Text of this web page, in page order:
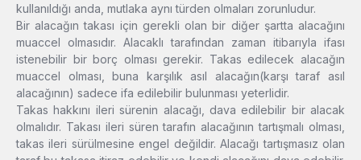
kullanıldığı anda, mutlaka aynı türden olmaları zorunludur.
Bir alacağın takası için gerekli olan bir diğer şartta alacağını
muaccel olmasıdır. Alacaklı tarafından zaman itibarıyla ifası
istenebilir bir borç olması gerekir. Takas edilecek alacağın
muaccel olması, buna karşılık asıl alacağın(karşı taraf asıl
alacağının) sadece ifa edilebilir bulunması yeterlidir.
Takas hakkını ileri sürenin alacağı, dava edilebilir bir alacak
olmalıdır. Takası ileri süren tarafın alacağının tartışmalı olması,
takas ileri sürülmesine engel değildir. Alacağı tartışmasız olan